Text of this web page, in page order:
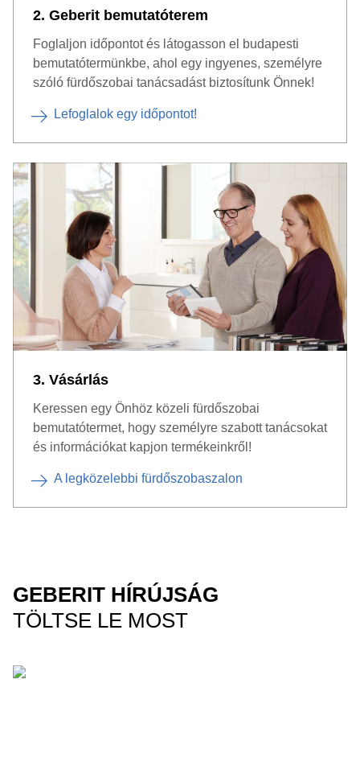
2. Geberit bemutatóterem
Foglaljon időpontot és látogasson el budapesti
bemutatótermünkbe, ahol egy ingyenes, személyre
szóló fürdőszobai tanácsadást biztosítunk Önnek!
Lefoglalok egy időpontot!
3. Vásárlás
Keressen egy Önhöz közeli fürdőszobai
bemutatótermet, hogy személyre szabott tanácsokat
és információkat kapjon termékeinkről!
A legközelebbi fürdőszobaszalon
GEBERIT HÍRÚJSÁG
TÖLTSE LE MOST